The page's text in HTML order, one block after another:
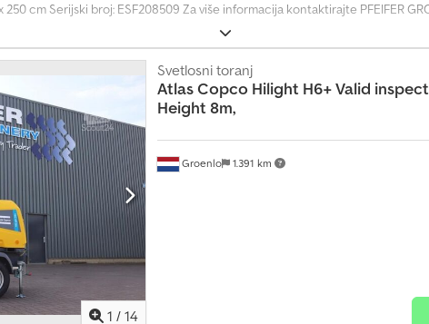
cm Serijski broj: ESF208509 Za više informacija kontaktirajte PFEIFER
1 / 14
Groenlo 1.391 km
Svetlosni toranj
Atlas Copco Hilight H6+ Valid
Height 8m,